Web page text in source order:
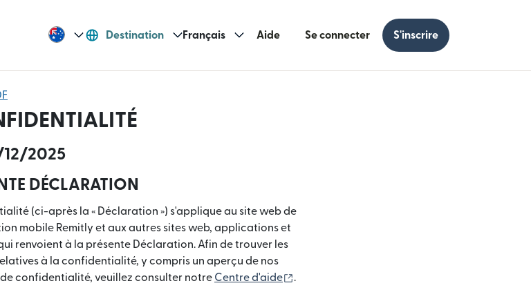
Destination Français Aide Se connecter S'inscrire
12/2025
DÉCLARATION
(ci-après la « Déclaration ») s'applique au site web de
une nouvelle fenêtre)
mobile Remitly et aux autres sites web, applications et
renvoient à la présente Déclaration. Afin de trouver les
à la confidentialité, y compris un aperçu de nos
confidentialité, veuillez consulter notre Centre d'aide .